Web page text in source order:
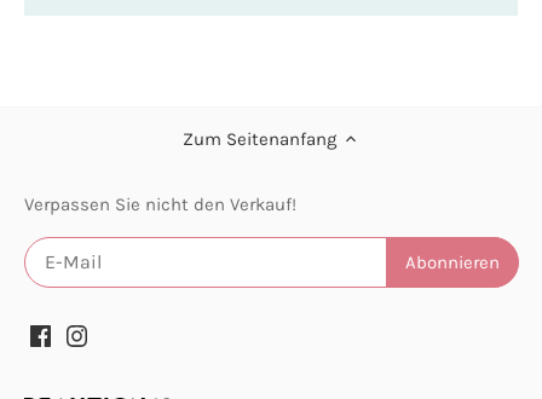
Zum Seitenanfang
Verpassen Sie nicht den Verkauf!